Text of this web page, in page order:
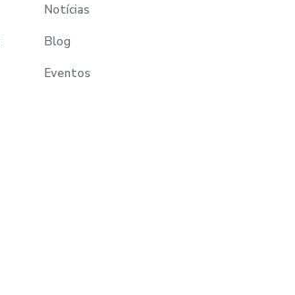
Notícias
Blog
Eventos